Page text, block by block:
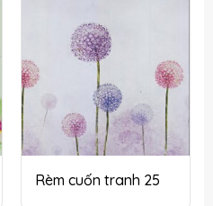
Rèm cuốn tranh 25